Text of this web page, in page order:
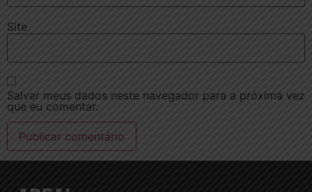
Site
Salvar meus dados neste navegador para a próxima vez
que eu comentar.